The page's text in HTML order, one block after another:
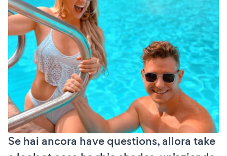
Se hai ancora have questions, allora take